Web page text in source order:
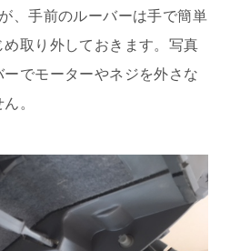
、手前のルーバーは手で簡単
取り外しておきます。写真
でモーターやネジを外さな
。